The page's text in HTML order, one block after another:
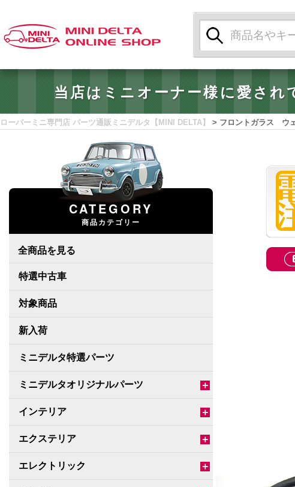
索:
当店はミニオーナー様に愛され
ローバーミニ専門店 パーツ通販ミニデルタ【MINI DELTA】 > フロントガラス ウ
CATEGORY
商品カテゴリー
全商品を見る
特選中古車
対象商品
新入荷
ミニデルタ特選パーツ
＋
ミニデルタオリジナルパーツ
＋
インテリア
＋
エクステリア
＋
エレクトリック